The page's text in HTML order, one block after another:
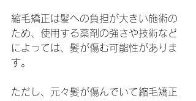
縮毛矯正は髪への負担が大きい施術の
ため、使用する薬剤の強さや技術など
によっては、髪が傷む可能性がありま
す。
ただし、元々髪が傷んでいて縮毛矯正